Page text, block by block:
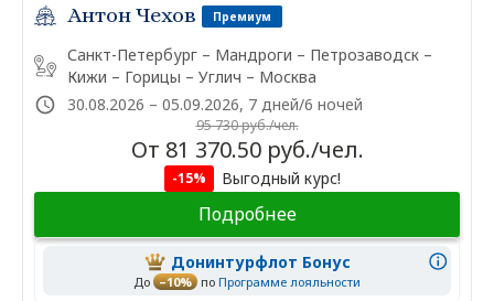
Антон Чехов Премиум
Санкт-Петербург – Мандроги – Петрозаводск –
Кижи – Горицы – Углич – Москва
30.08.2026 – 05.09.2026, 7 дней/6 ночей
95 730 руб./чел.
От 81 370.50 руб./чел.
-15% Выгодный курс!
Подробнее
Донинтурфлот Бонус
До –10% по Программе лояльности